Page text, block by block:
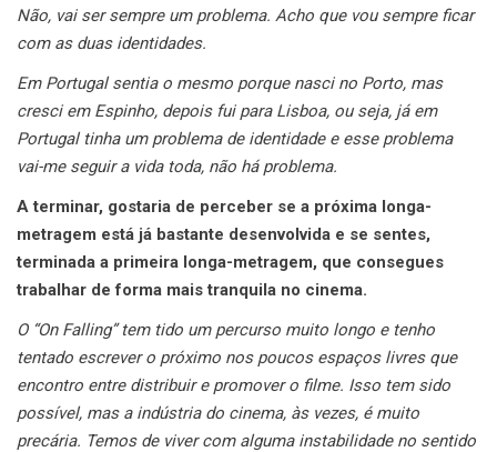
Não, vai ser sempre um problema. Acho que vou sempre ficar
com as duas identidades.
Em Portugal sentia o mesmo porque nasci no Porto, mas
cresci em Espinho, depois fui para Lisboa, ou seja, já em
Portugal tinha um problema de identidade e esse problema
vai-me seguir a vida toda, não há problema.
A terminar, gostaria de perceber se a próxima longa-
metragem está já bastante desenvolvida e se sentes,
terminada a primeira longa-metragem, que consegues
trabalhar de forma mais tranquila no cinema.
O “On Falling” tem tido um percurso muito longo e tenho
tentado escrever o próximo nos poucos espaços livres que
encontro entre distribuir e promover o filme. Isso tem sido
possível, mas a indústria do cinema, às vezes, é muito
precária. Temos de viver com alguma instabilidade no sentido